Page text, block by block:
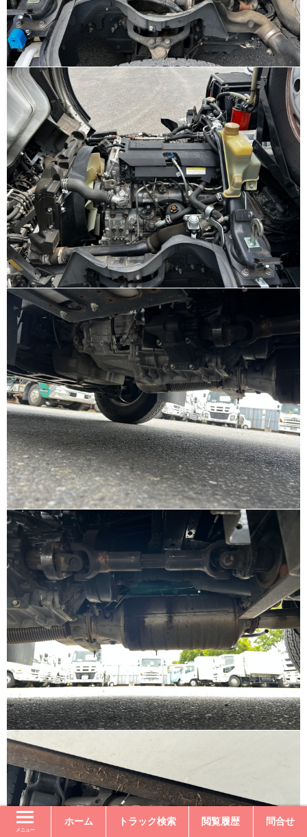
メニュー
ホーム トラック検索 閲覧履歴 問合せ